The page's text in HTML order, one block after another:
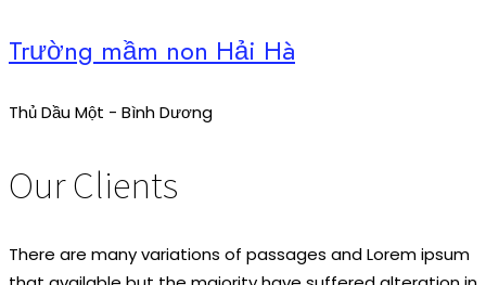
Trường mầm non Hải Hà
Thủ Dầu Một - Bình Dương
Our Clients
There are many variations of passages and Lorem ipsum